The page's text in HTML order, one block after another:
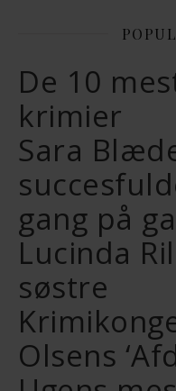
De 10
krimier
Sara
gang på
Lucinda
søstre
Olsens